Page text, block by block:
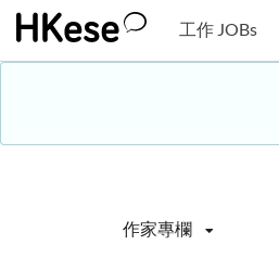
工作 JOBs
作家專欄